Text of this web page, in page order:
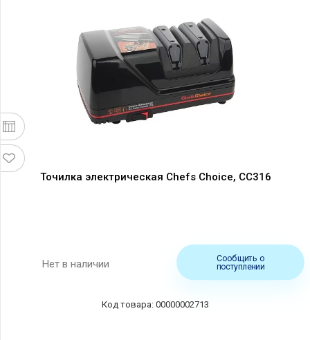
Точилка электрическая Chefs Choice, CC316
Нет в наличии
Сообщить о
поступлении
00000002713